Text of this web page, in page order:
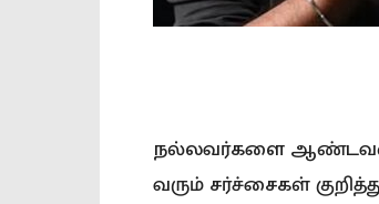
நல்லவர்களை ஆண்டவன்
வரும் சர்ச்சைகள்